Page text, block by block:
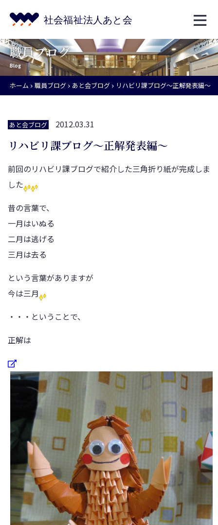
職員ブログ
Blog
ホーム 職員ブログ あと会ブログ リハビリ課ブログ～正解発表編～
あと会ブログ 2012.03.31
リハビリ課ブログ～正解発表編～
前回のリハビリ課ブログで紹介した三角折り紙が完成しま
した
昔の言葉で、
一月はいぬる
二月は逃げる
三月は去る
という言葉がありますが
今は三月
・・・ということで、
正解は